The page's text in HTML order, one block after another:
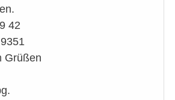
42
Grüßen